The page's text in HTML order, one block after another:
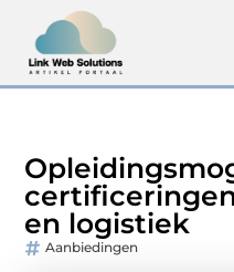
en logistiek
Aanbiedingen